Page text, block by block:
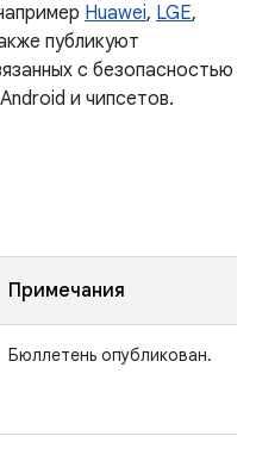
Huawei, LGE,
публикуют
с безопасностью
и чипсетов.
Примечания
Бюллетень опубликован.